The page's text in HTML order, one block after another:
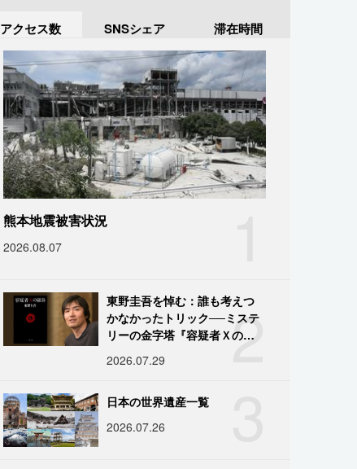
アクセス数 SNSシェア 滞在時間
熊本地震被害状況
2026.08.07
2
東野圭吾を悼む：誰も考えつ
かなかったトリック──ミステ
リーの金字塔『容疑者Ｘの献
2026.07.29
日本の世界遺産一覧
2026.07.26